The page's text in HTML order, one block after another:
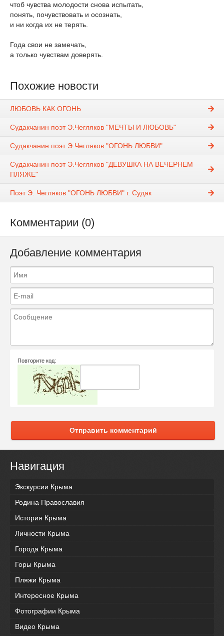
чтоб чувства молодости снова испытать,
понять, почувствовать и осознать,
и ни когда их не терять.
Года свои не замечать,
а только чувствам доверять.
Похожие новости
ЛЮБОВЬ КАК ОГОНЬ
Судакчанин поэт Э.Чегляков "МЕЧТЫ И ЛЮБОВЬ"
Судакчанин поэт Э.Чегляков "ОГОНЬ ЛЮБВИ"
Судакчанин поэт Э.Чегляков "ДЕВУШКА НА ВЕЧЕРНЕМ
ПЛЯЖЕ"
Поэт Э. Чегляков "ОГОНЬ ЛЮБВИ" г. Судак
Комментарии (0)
Добавление комментария
Повторите код:
Отправить комментарий
Навигация
Экскурсии Крыма
Родина Православия
История Крыма
Личности Крыма
Города Крыма
Горы Крыма
Пляжи Крыма
Интересное Крыма
Фотографии Крыма
Видео Крыма